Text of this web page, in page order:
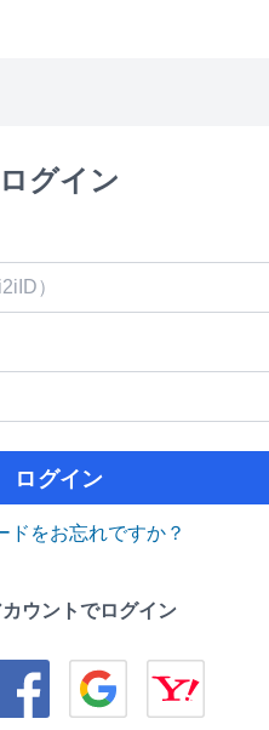
ログイン
ログイン
ドをお忘れですか？
ウントでログイン